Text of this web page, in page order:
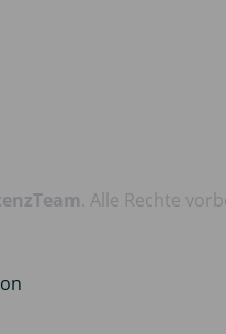
. Alle Rechte